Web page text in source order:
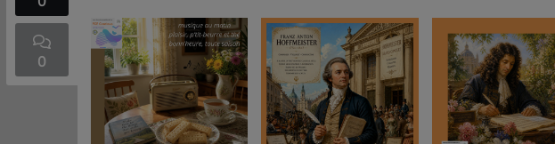
0